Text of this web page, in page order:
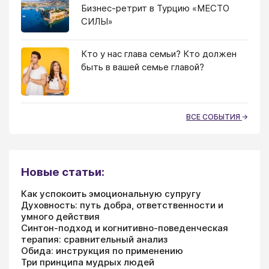
Бизнес-ретрит в Турцию «МЕСТО
СИЛЫ»
Кто у нас глава семьи? Кто должен
быть в вашей семье главой?
ВСЕ СОБЫТИЯ
Новые статьи:
Как успокоить эмоциональную супругу
Духовность: путь добра, ответственности и
умного действия
Синтон-подход и когнитивно-поведенческая
терапия: сравнительный анализ
Обида: инструкция по применению
Три принципа мудрых людей